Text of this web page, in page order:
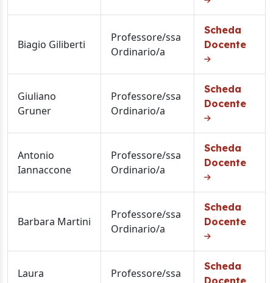
Biagio Giliberti
Professore/ssa
Ordinario/a
Scheda
Docente
Giuliano
Gruner
Professore/ssa
Ordinario/a
Scheda
Docente
Antonio
Iannaccone
Professore/ssa
Ordinario/a
Scheda
Docente
Barbara Martini
Professore/ssa
Ordinario/a
Scheda
Docente
Laura
Professore/ssa
Scheda
Docente